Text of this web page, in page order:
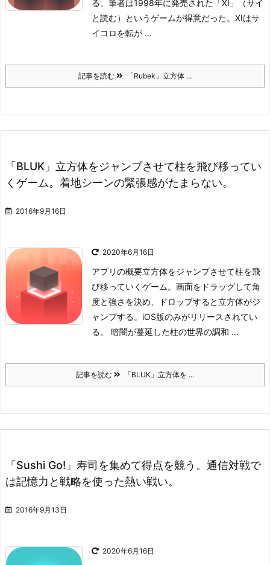
る。 筆者は1998年に発売された「XI」（サイ
と読む）というゲームが得意だった。XIはサ
イコロを転が ...
記事を読む 「Rubek」立方体 ...
「BLUK」立方体をジャンプさせて柱を飛び移ってい
くゲーム。着地シーンの緊張感がたまらない。
2016年9月16日
2020年6月16日
アプリの概要立方体をジャンプさせて柱を飛
び移っていくゲーム。画面をドラッグして角
度と強さを決め、ドロップすると立方体がジ
ャンプする。iOS版のみがリリースされてい
る。
暗闇が蔓延した柱の世界の調和 ...
記事を読む 「BLUK」立方体を ...
「Sushi Go!」寿司を集めて得点を競う。通信対戦で
は記憶力と戦略を使った熱い戦い。
2016年9月13日
2020年6月16日